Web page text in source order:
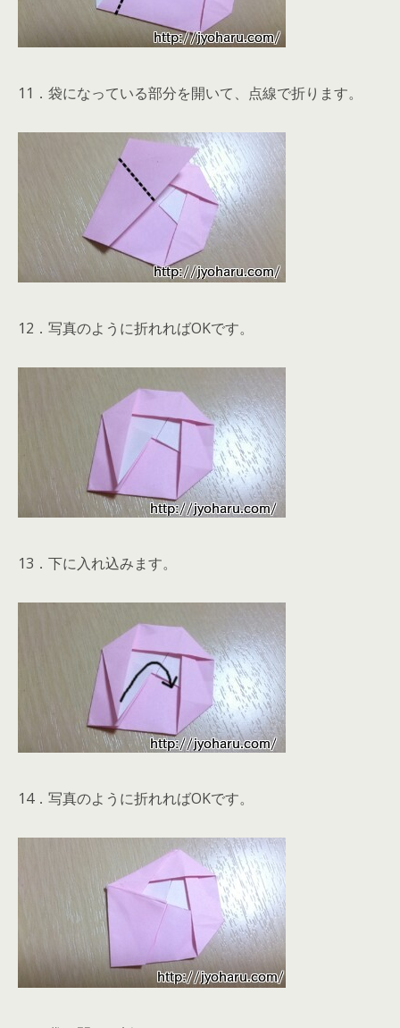
11．袋になっている部分を開いて、点線で折ります。
12．写真のように折れればOKです。
13．下に入れ込みます。
14．写真のように折れればOKです。